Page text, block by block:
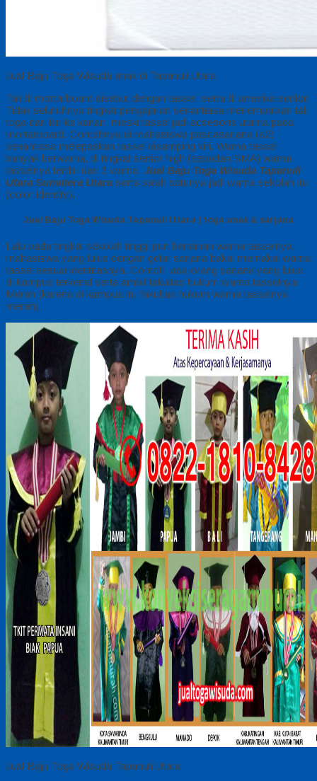
Jual Baju Toga Wisuda anak di Tapanuli Utara
Tali di mortarboard disebut dengan tassel. serta di amerika serikat
Tidak seluruhnya tingkat pengajaran senantiasa menempatkan tali
toga dari kiri ke kanan, meski tassel jadi acsesoris utama pada
mortarboard. Contohnya di mahasiswa pascasarjana (s2)
senantiasa melepaskan tassel disamping kiri. Warna tassel
banyak berwarna, di tingkat senior high (sepadan SMA) warna
tasselnya terdiri dari 3 warna, Jual Baju Toga Wisuda Tapanuli
Utara Sumatera Utara serta salah satunya jadi warna sekolah itu
(color identity).
Jual Baju Toga Wisuda Tapanuli Utara | toga anak & sarjana
Lalu pada tingkat sekolah tinggi pun berlainan warna tasselnya,
mahasiswa yang lulus dengan gelar sarjana bakal memakai warna
tassel sesuai identitasnya. Contoh, ada orang sarjana yang lulus
di kampus terkenal serta ambil fakultas hukum warna tasselnya
Merah (karena di kampus itu fakultas hukum warna tasselnya
merah).
Jual Baju Toga Wisuda Tapanuli Utara